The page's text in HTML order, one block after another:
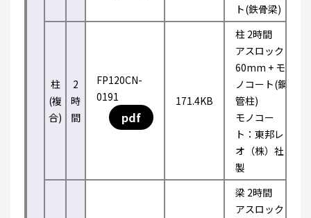
ト(鉄骨梁)
柱
(複
合)
2
時
間
FP120CN-
0191
pdf
171.4KB
柱 2時間
アスロック
60mm + モ
ノコート(鋼
管柱)
モノコー
ト：東邦レ
オ（株）社
製
梁 2時間
アスロック